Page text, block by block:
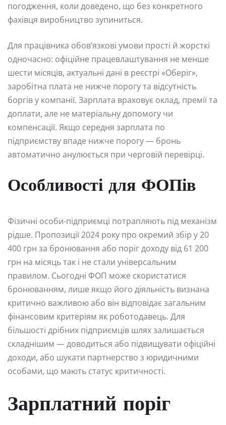
погодження, коли доведено, що без конкретного
фахівця виробництво зупиниться.
Для працівника обов’язкові умови прості й жорсткі
одночасно: офіційне працевлаштування не менше
шести місяців, актуальні дані в реєстрі «Оберіг»,
заробітна плата не нижче порогу та відсутність
боргів у компанії. Зарплата враховує оклад, премії та
доплати, але не матеріальну допомогу чи
компенсації. Якщо середня зарплата по
підприємству впаде нижче порогу — бронь
автоматично анулюється при черговій перевірці.
Особливості для ФОПів
Фізичні особи-підприємці потрапляють під механізм
рідше. Пропозиції 2024 року про окремий збір у 20
400 грн за бронювання або поріг доходу від 61 200
грн на місяць так і не стали універсальним
правилом. Сьогодні ФОП може скористатися
бронюванням, лише якщо його діяльність визнана
критично важливою або він відповідає загальним
фінансовим критеріям як роботодавець. Для
більшості дрібних підприємців шлях залишається
складнішим — доводиться або підвищувати офіційні
доходи, або шукати партнерство з юридичними
особами, що мають статус критичності.
Зарплатний поріг